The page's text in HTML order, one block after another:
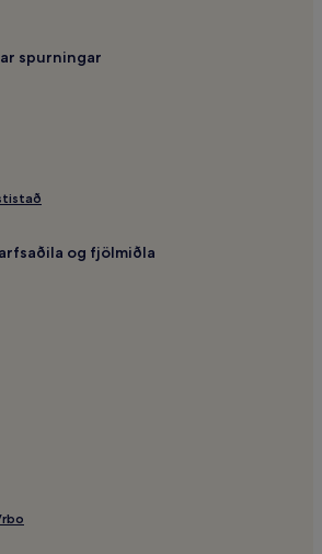
– Akureyri
nágrenninu
– hótel í nágrenninu
spurningar
og fjölmiðla